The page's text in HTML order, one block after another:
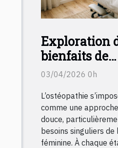
Exploration
bienfaits de
l'ostéopathie
chaque
03/04/2026 0h
L’ostéopathie
comme une
douce,
besoins singuliers de
féminine. À chaque